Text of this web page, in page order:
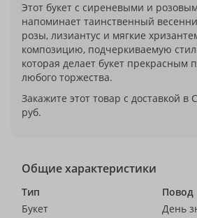
Этот букет с сиреневыми и
напоминает таинственный
розы, лизиантус и мягкие
композицию, подчеркиваемую
которая делает букет прекрасным
любого торжества.
Закажите этот товар с доставкой в
руб.
Общие характеристики
Тип
Букет
Повод
День